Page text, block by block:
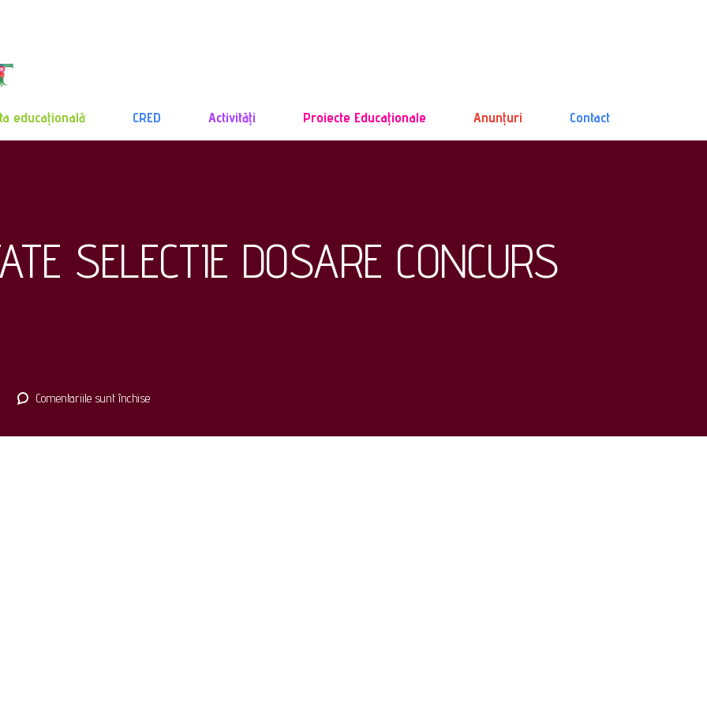
educațională CRED Activități Proiecte Educaționale Anunțuri Contact
SELECTIE DOSARE CONCURS
Comentariile sunt închisepentru
REZULTATE